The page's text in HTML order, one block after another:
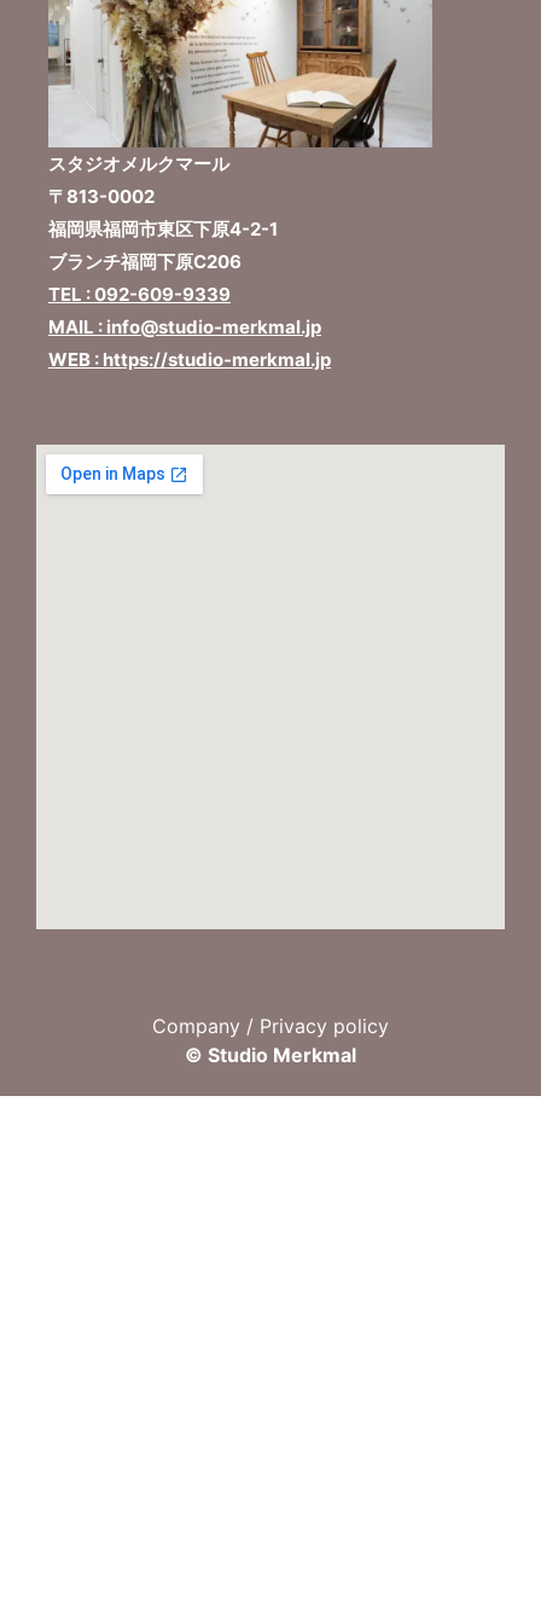
スタジオメルクマール
〒813-0002
福岡県福岡市東区下原4-2-1
ブランチ福岡下原C206
TEL : 092-609-9339
MAIL : info@studio-merkmal.jp
WEB : https://studio-merkmal.jp
Company / Privacy policy
© Studio Merkmal